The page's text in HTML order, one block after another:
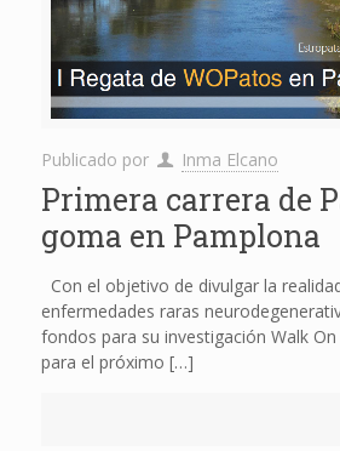
Publicado por Inma Elcano
Primera carrera de
goma en Pamplona
Con el objetivo de divulgar la
enfermedades raras
fondos para su investigación Walk
para el próximo […]